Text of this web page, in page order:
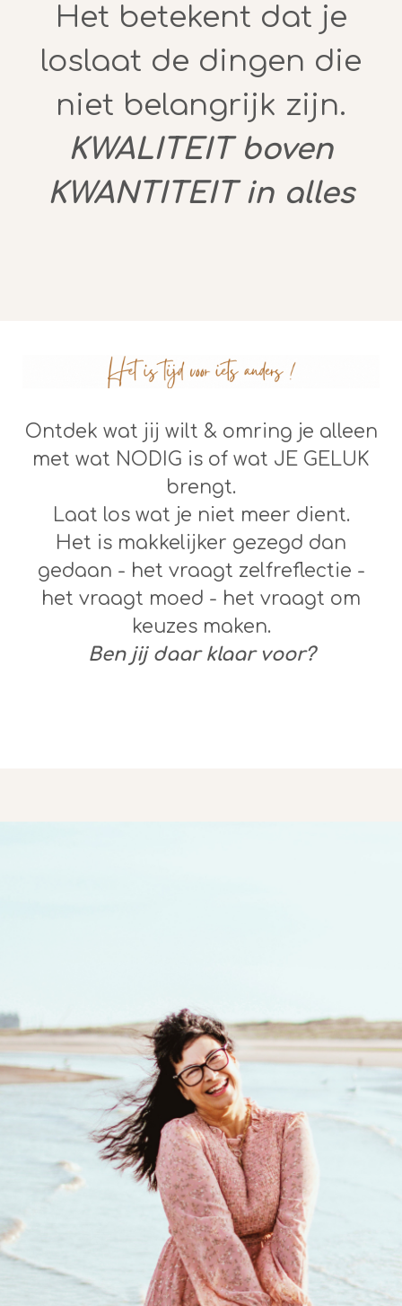
Het betekent dat je
loslaat de dingen die
niet belangrijk zijn.
KWALITEIT boven
KWANTITEIT in alles
Ontdek wat jij wilt & omring je alleen
met wat NODIG is of wat JE GELUK
brengt.
Laat los wat je niet meer dient.
Het is makkelijker gezegd dan
gedaan - het vraagt zelfreflectie -
het vraagt moed - het vraagt om
keuzes maken.
Ben jij daar klaar voor?